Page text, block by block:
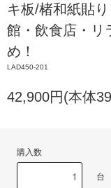
キ板/楮和紙貼
館・飲食店・リ
め！
LAD450-201
42,900円(本体
購入数
台